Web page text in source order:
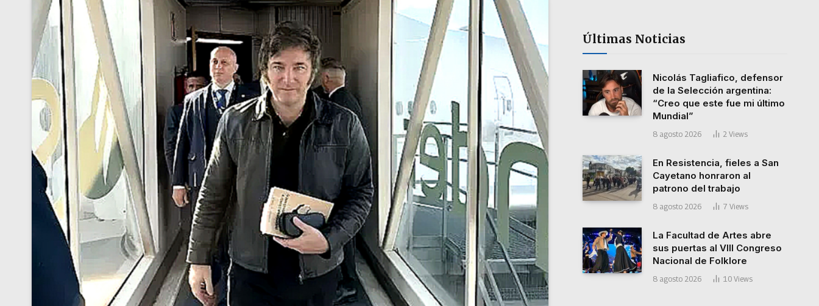
Últimas Noticias
Nicolás Tagliafico, defensor
de la Selección argentina:
“Creo que este fue mi último
Mundial”
8 agosto 2026 2 Views
En Resistencia, fieles a San
Cayetano honraron al
patrono del trabajo
8 agosto 2026 7 Views
La Facultad de Artes abre
sus puertas al VIII Congreso
Nacional de Folklore
8 agosto 2026 10 Views